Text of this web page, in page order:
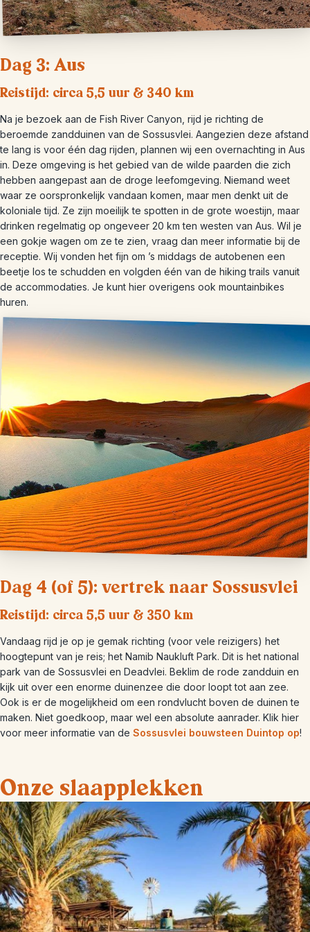
Dag 3: Aus
Reistijd: circa 5,5 uur & 340 km
Na je bezoek aan de Fish River Canyon, rijd je richting de
beroemde zandduinen van de Sossusvlei. Aangezien deze afstand
te lang is voor één dag rijden, plannen wij een overnachting in Aus
in. Deze omgeving is het gebied van de wilde paarden die zich
hebben aangepast aan de droge leefomgeving. Niemand weet
waar ze oorspronkelijk vandaan komen, maar men denkt uit de
koloniale tijd. Ze zijn moeilijk te spotten in de grote woestijn, maar
drinken regelmatig op ongeveer 20 km ten westen van Aus. Wil je
een gokje wagen om ze te zien, vraag dan meer informatie bij de
receptie. Wij vonden het fijn om ’s middags de autobenen een
beetje los te schudden en volgden één van de hiking trails vanuit
de accommodaties. Je kunt hier overigens ook mountainbikes
huren.
Dag 4 (of 5): vertrek naar Sossusvlei
Reistijd: circa 5,5 uur & 350 km
Vandaag rijd je op je gemak richting (voor vele reizigers) het
hoogtepunt van je reis; het Namib Naukluft Park. Dit is het national
park van de Sossusvlei en Deadvlei. Beklim de rode zandduin en
kijk uit over een enorme duinenzee die door loopt tot aan zee.
Ook is er de mogelijkheid om een rondvlucht boven de duinen te
maken. Niet goedkoop, maar wel een absolute aanrader. Klik hier
voor meer informatie van de Sossusvlei bouwsteen Duintop op!
Onze slaapplekken